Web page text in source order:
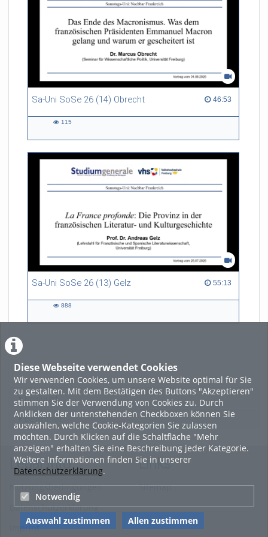
Diese Webseite verwendet Cookies
Wir verwenden Cookies, um unsere Website optimal für Sie
zu gestalten. Mit dem Bestätigen des Buttons "Akzeptieren"
stimmen Sie der Verwendung von Cookies zu. Durch
Anklicken der untenstehenden Checkboxen können Sie
auswählen, welche Cookie-Kategorien Sie zulassen
möchten. Durch Klicken auf die Schaltfläche "Mehr
anzeigen" erhalten Sie eine Beschreibung jeder Kategorie.
Weitere Informationen finden Sie in unserer
Datenschutzerklärung.
Notwendig
Auswahl zustimmen Allen zustimmen
Sa-Uni SoSe 26 (14) Obrecht 46:53
46:53 duration
115
Sa-Uni SoSe 26 (13) Gelz 55:13
55:13 duration
888
LADE MEHR
Featured
Beliebtheit
Legal Info
Nutzungsbedingungen
Datenschutzerklärung
Imprint
Links
Sitemap